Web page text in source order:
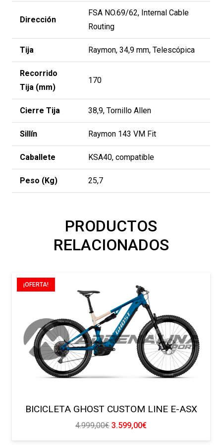
Dirección
FSA NO.69/62, Internal Cable
Routing
Tija Raymon, 34,9 mm, Telescópica
Recorrido
Tija (mm)
170
Cierre Tija 38,9, Tornillo Allen
Sillín Raymon 143 VM Fit
Caballete KSA40, compatible
Peso (Kg) 25,7
PRODUCTOS
RELACIONADOS
¡OFERTA!
BICICLETA GHOST CUSTOM LINE E-ASX
4.999,00€ El
precio
3.599,00€El
precio